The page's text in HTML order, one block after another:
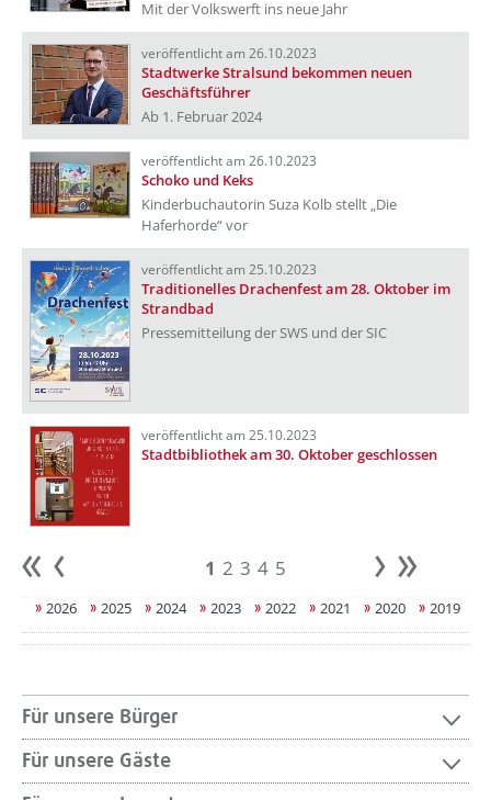
Mit der Volkswerft ins neue Jahr
veröffentlicht am 26.10.2023
Stadtwerke Stralsund bekommen neuen
Geschäftsführer
Ab 1. Februar 2024
veröffentlicht am 26.10.2023
Schoko und Keks
Kinderbuchautorin Suza Kolb stellt „Die
Haferhorde“ vor
veröffentlicht am 25.10.2023
Traditionelles Drachenfest am 28. Oktober im
Strandbad
Pressemitteilung der SWS und der SIC
veröffentlicht am 25.10.2023
Stadtbibliothek am 30. Oktober geschlossen
Anfang 1 2 3 4 5 weiter
2026 2025 2024 2023 2022 2021 2020 2019
Für unsere Bürger
Für unsere Gäste